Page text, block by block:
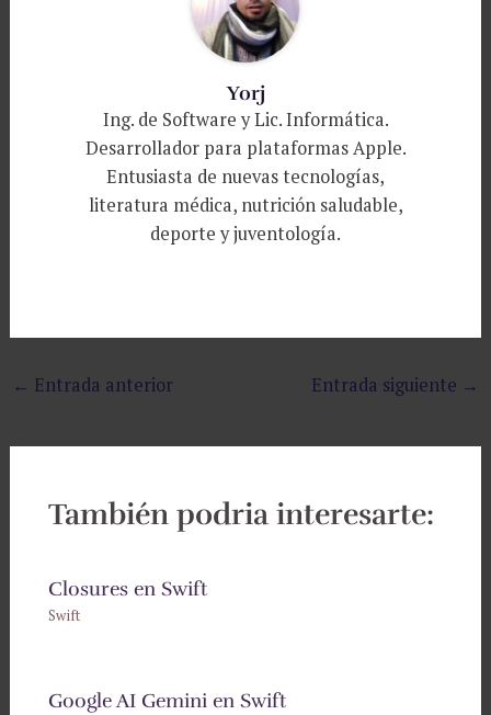
Yorj
Ing. de Software y Lic. Informática.
Desarrollador para plataformas Apple.
Entusiasta de nuevas tecnologías,
literatura médica, nutrición saludable,
deporte y juventología.
← Entrada anterior Entrada siguiente →
También podria interesarte:
Closures en Swift
Swift
Google AI Gemini en Swift